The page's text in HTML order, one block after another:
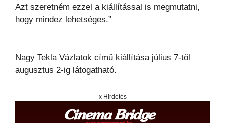
Azt szeretném ezzel a kiállítással is megmutatni,
hogy mindez lehetséges.”
Nagy Tekla Vázlatok című kiállítása július 7-től
augusztus 2-ig látogatható.
x Hirdetés